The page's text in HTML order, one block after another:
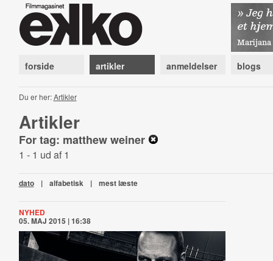
forside artikler anmeldelser blogs
Du er her:Artikler
Artikler
For tag: matthew weiner
1 - 1 ud af 1
dato | alfabetisk | mest læste
NYHED
05. MAJ 2015 | 16:38